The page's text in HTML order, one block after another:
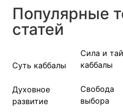
Популярные
статей
Суть каббалы
Духовное
развитие
Сила и
каббалы
Свобода
выбора